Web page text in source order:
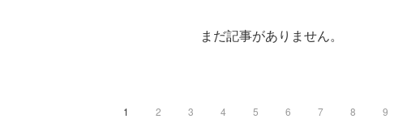
まだ記事がありません。
1 2 3 4 5 6 7 8 9